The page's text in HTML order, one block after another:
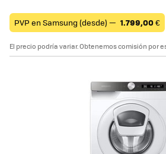
PVP en Samsung (desde) — 1.799,00€
El precio podría variar. Obtenemos comisión por